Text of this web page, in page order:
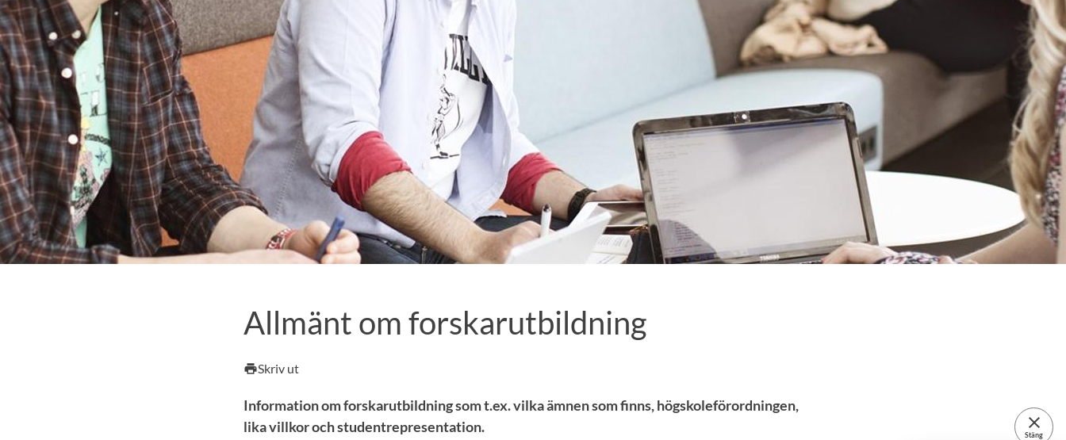
Allmänt om forskarutbildning
printSkriv ut
close
Stäng
Information om forskarutbildning som t.ex. vilka ämnen som finns, högskoleförordningen,
lika villkor och studentrepresentation.